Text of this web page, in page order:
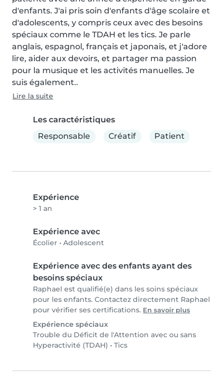
d'enfants. J'ai pris soin d'enfants d'âge scolaire et
d'adolescents, y compris ceux avec des besoins
spéciaux comme le TDAH et les tics. Je parle
anglais, espagnol, français et japonais, et j'adore
lire, aider aux devoirs, et partager ma passion
pour la musique et les activités manuelles. Je
suis également..
Lire la suite
Les caractéristiques
Responsable
Créatif Patient
Expérience
> 1 an
Expérience avec
Écolier • Adolescent
Expérience avec des enfants ayant des
besoins spéciaux
Raphael est qualifié(e) dans les soins spéciaux
pour les enfants. Contactez directement Raphael
pour vérifier ses certifications. En savoir plus
Expérience spéciaux
Trouble du Déficit de l'Attention avec ou sans
Hyperactivité (TDAH) • Tics